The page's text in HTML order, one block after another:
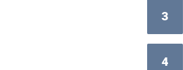
3
4